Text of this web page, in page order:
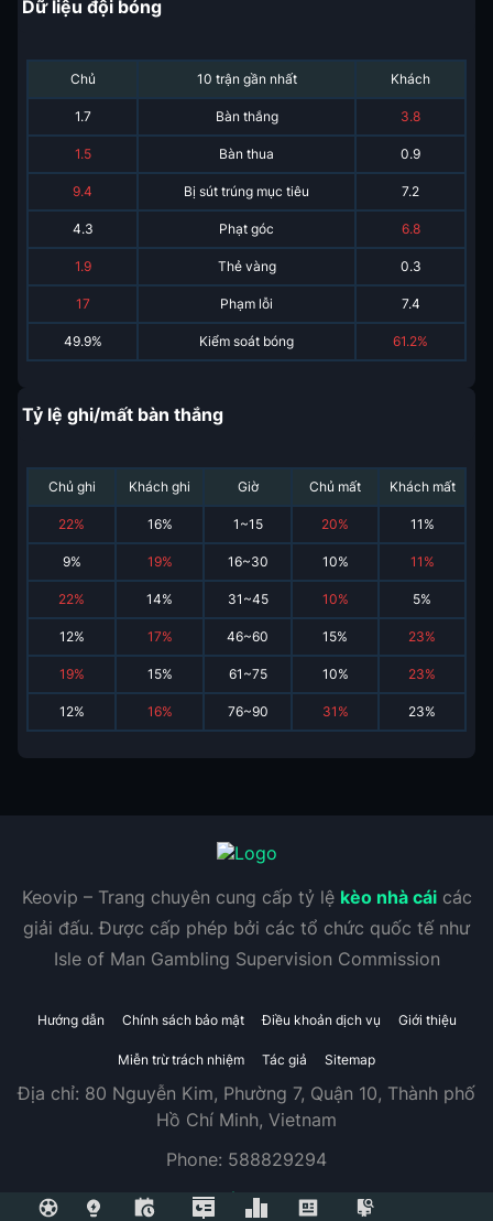
Dữ liệu đội bóng
Chủ 10 trận gần nhất Khách
1.7 Bàn thắng 3.8
1.5 Bàn thua 0.9
9.4 Bị sút trúng mục tiêu 7.2
4.3 Phạt góc 6.8
1.9 Thẻ vàng 0.3
17 Phạm lỗi 7.4
49.9% Kiểm soát bóng 61.2%
Tỷ lệ ghi/mất bàn thắng
Chủ ghi Khách ghi Giờ Chủ mất Khách mất
22% 16% 1~15 20% 11 %
9% 19% 16~30 10% 11 %
22% 14% 31~45 10% 5%
12% 17% 46~60 15% 23%
19% 15% 61~75 10% 23%
12% 16% 76~90 31 % 23%
Keovip – Trang chuyên cung cấp tỷ lệ kèo nhà cáicác
giải đấu. Được cấp phép bởi các tổ chức quốc tế như
Isle of Man Gambling Supervision Commission
Hướng dẫn Chính sách bảo mật Điều khoản dịch vụ Giới thiệu
Miễn trừ trách nhiệm Tác giả Sitemap
Địa chỉ: 80 Nguyễn Kim, Phường 7, Quận 10, Thành phố
Hồ Chí Minh, Vietnam
Phone: 588829294